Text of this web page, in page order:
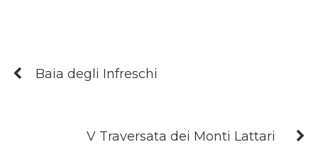
Baia degli Infreschi
V Traversata dei Monti Lattari